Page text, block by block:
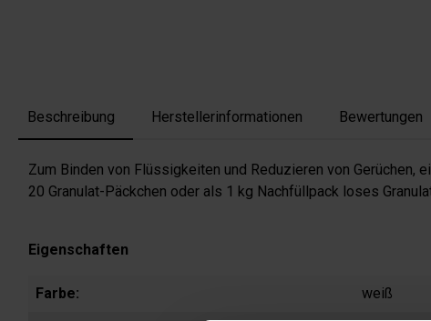
Beschreibung Herstellerinformationen Bewertungen
Zum Binden von Flüssigkeiten und Reduzieren von Gerüchen,
20 Granulat-Päckchen oder als 1 kg Nachfüllpack loses
Eigenschaften
Farbe: weiß